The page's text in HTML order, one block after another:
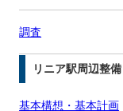
調査
リニア駅周辺整備
基本構想・基本計画